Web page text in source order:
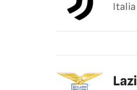
Italia